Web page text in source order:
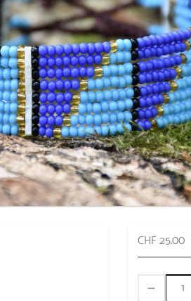
CHF 25.00